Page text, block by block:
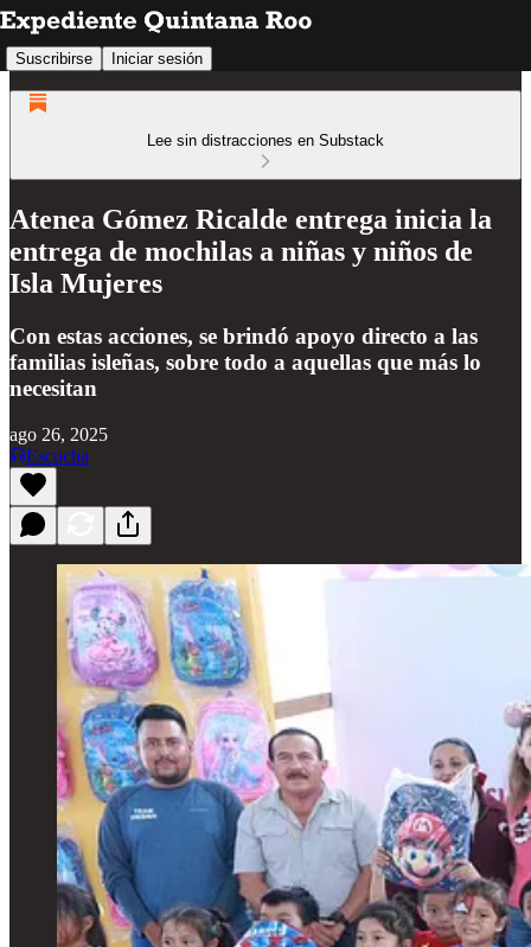
Suscribirse Iniciar sesión
Lee sin distracciones en Substack
Atenea Gómez Ricalde entrega inicia la
entrega de mochilas a niñas y niños de
Isla Mujeres
Con estas acciones, se brindó apoyo directo a las
familias isleñas, sobre todo a aquellas que más lo
necesitan
ago 26, 2025
Escucha